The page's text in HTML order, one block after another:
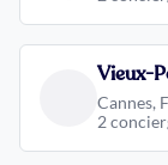
Vieux-
Cannes,
2